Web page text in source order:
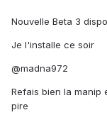
Nouvelle Beta 3
Je l'installe ce soir
@madna972
Refais bien la manip
pire